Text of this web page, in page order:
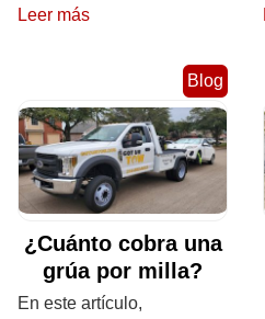
Leer más
Blog
¿Cuánto cobra una
grúa por milla?
En este artículo,